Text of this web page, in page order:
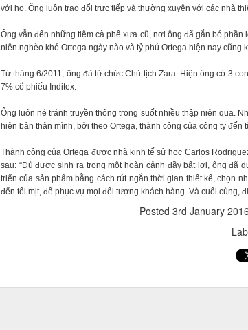
với họ. Ông luôn trao đổi trực tiếp và thường xuyên với các nhà
Ông vẫn đến những tiệm cà phê xưa cũ, nơi ông đã gắn bó
niên nghèo khó Ortega ngày nào và tỷ phú Ortega hiện nay cũng
Từ tháng 6/2011, ông đã từ chức Chủ tịch Zara. Hiện ông có 3
7% cổ phiếu Inditex.
Ông luôn né tránh truyền thông trong suốt nhiều thập niên qua.
hiện bản thân mình, bởi theo Ortega, thành công của công ty
Thành công của Ortega được nhà kinh tế sử học Carlos
sau: “Dù được sinh ra trong một hoàn cảnh đầy bất lợi, ông đã
triển của sản phẩm bằng cách rút ngắn thời gian thiết kế, chọn
đến tối mịt, để phục vụ mọi đối tượng khách hàng. Và cuối cùng,
Posted 3rd January 2016
Jason Nguyễn thường xuyên đăng tải hình ảnh về cuộc